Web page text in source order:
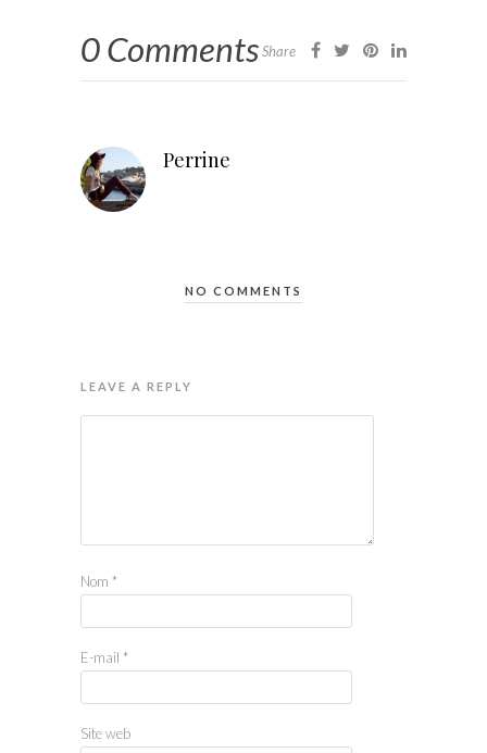
0 CommentsShare
Perrine
NO COMMENTS
LEAVE A REPLY
Nom *
E-mail *
Site web